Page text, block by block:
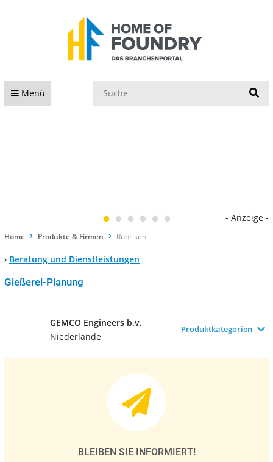
Menü
- Anzeige -
Home Produkte & Firmen Rubriken
› Beratung und Dienstleistungen
Gießerei-Planung
GEMCO Engineers b.v.
Niederlande
Produktkategorien
BLEIBEN SIE INFORMIERT!